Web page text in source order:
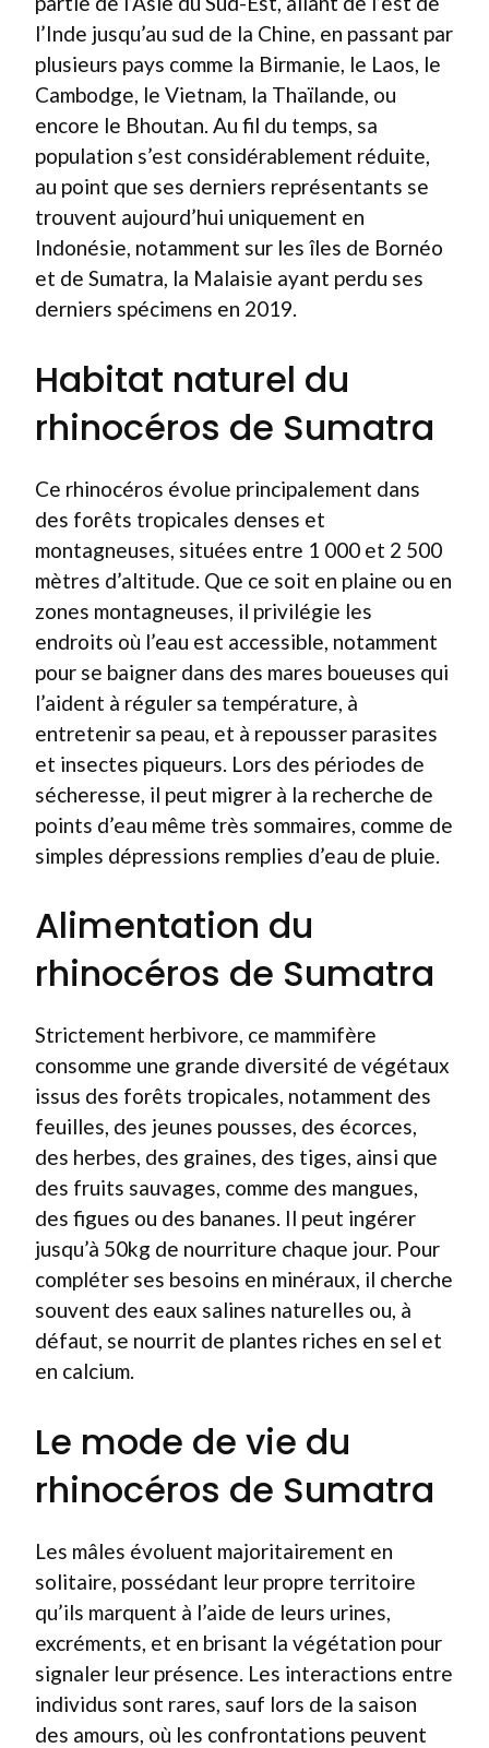
l’Inde jusqu’au sud de la Chine, en passant par
plusieurs pays comme la Birmanie, le Laos, le
Cambodge, le Vietnam, la Thaïlande, ou
encore le Bhoutan. Au fil du temps, sa
population s’est considérablement réduite,
au point que ses derniers représentants se
trouvent aujourd’hui uniquement en
Indonésie, notamment sur les îles de Bornéo
et de Sumatra, la Malaisie ayant perdu ses
derniers spécimens en 2019.
Habitat naturel du
rhinocéros de Sumatra
Ce rhinocéros évolue principalement dans
des forêts tropicales denses et
montagneuses, situées entre 1 000 et 2 500
mètres d’altitude. Que ce soit en plaine ou en
zones montagneuses, il privilégie les
endroits où l’eau est accessible, notamment
pour se baigner dans des mares boueuses qui
l’aident à réguler sa température, à
entretenir sa peau, et à repousser parasites
et insectes piqueurs. Lors des périodes de
sécheresse, il peut migrer à la recherche de
points d’eau même très sommaires, comme de
simples dépressions remplies d’eau de pluie.
Alimentation du
rhinocéros de Sumatra
Strictement herbivore, ce mammifère
consomme une grande diversité de végétaux
issus des forêts tropicales, notamment des
feuilles, des jeunes pousses, des écorces,
des herbes, des graines, des tiges, ainsi que
des fruits sauvages, comme des mangues,
des figues ou des bananes. Il peut ingérer
jusqu’à 50kg de nourriture chaque jour. Pour
compléter ses besoins en minéraux, il cherche
souvent des eaux salines naturelles ou, à
défaut, se nourrit de plantes riches en sel et
en calcium.
Le mode de vie du
rhinocéros de Sumatra
Les mâles évoluent majoritairement en
solitaire, possédant leur propre territoire
qu’ils marquent à l’aide de leurs urines,
excréments, et en brisant la végétation pour
signaler leur présence. Les interactions entre
individus sont rares, sauf lors de la saison
des amours, où les confrontations peuvent